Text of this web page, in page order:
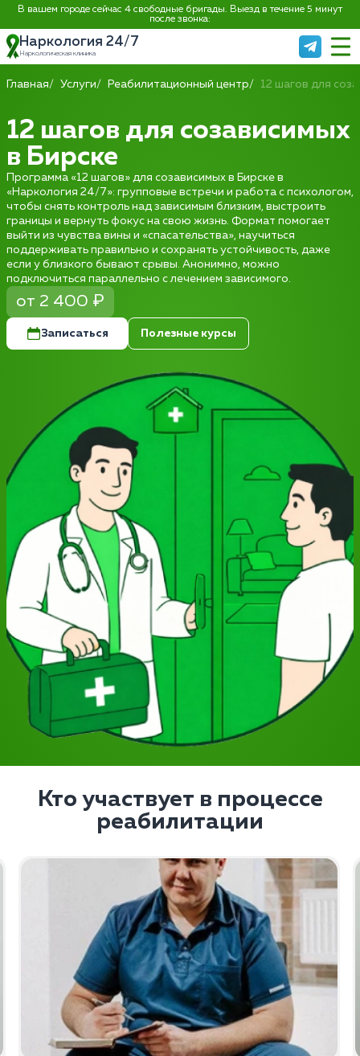
В вашем городе сейчас 4 свободные бригады. Выезд в течение 5 минут
после звонка:
Наркология 24/7
Наркологическая клиника
Главная Услуги Реабилитационный центр 12 шагов для
12 шагов для созависимых
в Бирске
Программа «12 шагов» для созависимых в Бирске в
«Наркология 24/7»: групповые встречи и работа с психологом,
чтобы снять контроль над зависимым близким, выстроить
границы и вернуть фокус на свою жизнь. Формат помогает
выйти из чувства вины и «спасательства», научиться
поддерживать правильно и сохранять устойчивость, даже
если у близкого бывают срывы. Анонимно, можно
подключиться параллельно с лечением зависимого.
от 2 400 ₽
Записаться Полезные курсы
Кто участвует в процессе
реабилитации